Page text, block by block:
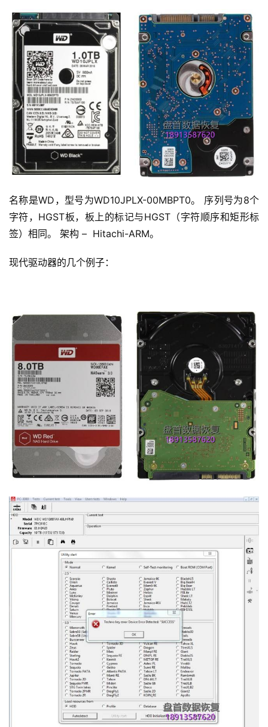
名称是WD，型号为WD10JPLX-00MBPT0。 序列号为8个
字符，HGST板，板上的标记与HGST（字符顺序和矩形标
签）相同。 架构 – Hitachi-ARM。
现代驱动器的几个例子：